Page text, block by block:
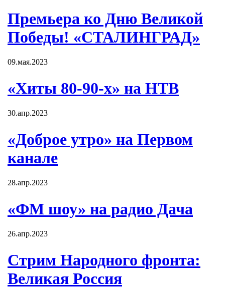
Премьера ко Дню Великой
Победы! «СТАЛИНГРАД»
09.мая.2023
«Хиты 80-90-х» на НТВ
30.апр.2023
«Доброе утро» на Первом
канале
28.апр.2023
«ФМ шоу» на радио Дача
26.апр.2023
Стрим Народного фронта:
Великая Россия